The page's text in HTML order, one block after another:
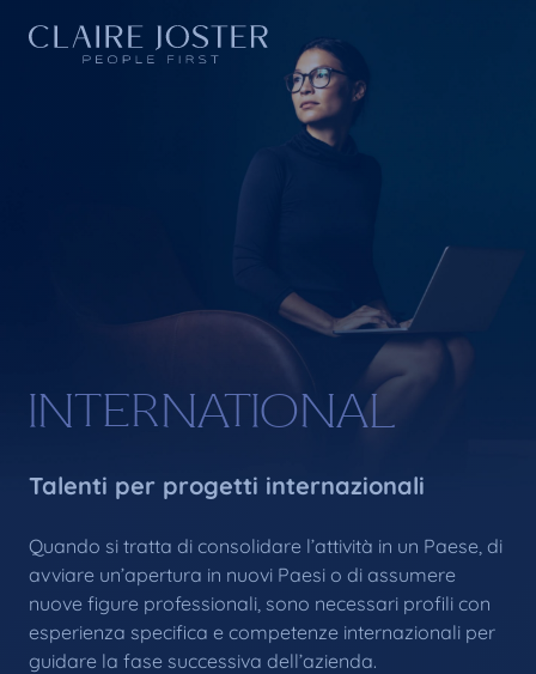
INTERNATIONAL
Talenti per progetti internazionali
Quando si tratta di consolidare l’attività in un Paese, di
avviare un’apertura in nuovi Paesi o di assumere
nuove figure professionali, sono necessari profili con
esperienza specifica e competenze internazionali per
guidare la fase successiva dell’azienda.